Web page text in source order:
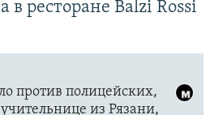
в ресторане Balzi Rossi